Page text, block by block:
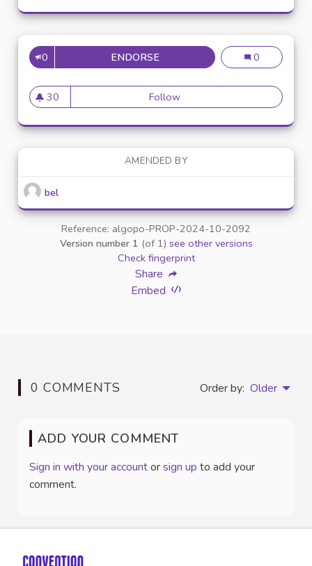
0 ENDORSE DÉVELOPPEMENT CROUS
0
30
30 followers
FollowDéveloppement crous and
AMENDED BY
bel
Reference: algopo-PROP-2024-10-2092
Version number 1 (of 1) see other versions
Check fingerprint
Share
Embed
0 COMMENTS Order by: Older
ADD YOUR COMMENT
Sign in with your accountorsign up to add your
comment.